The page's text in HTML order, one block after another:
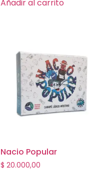
Añadir al carrito
Nacio Popular
$ 20.000,00